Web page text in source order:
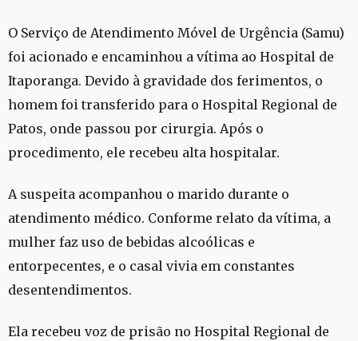
O Serviço de Atendimento Móvel de Urgência (Samu)
foi acionado e encaminhou a vítima ao Hospital de
Itaporanga. Devido à gravidade dos ferimentos, o
homem foi transferido para o Hospital Regional de
Patos, onde passou por cirurgia. Após o
procedimento, ele recebeu alta hospitalar.
A suspeita acompanhou o marido durante o
atendimento médico. Conforme relato da vítima, a
mulher faz uso de bebidas alcoólicas e
entorpecentes, e o casal vivia em constantes
desentendimentos.
Ela recebeu voz de prisão no Hospital Regional de